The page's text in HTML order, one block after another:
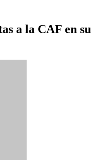
a la CAF en su